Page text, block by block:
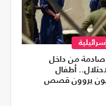
من داخل
أطفال
يروون قصص